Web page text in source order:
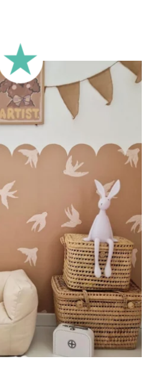
e altezza sono simili.
o rivestimenti nella parte
molto lunghe. Questo formato
parte superiore della parete.
grandi, permette di ottenere un
è maggiore della larghezza
ecc.).